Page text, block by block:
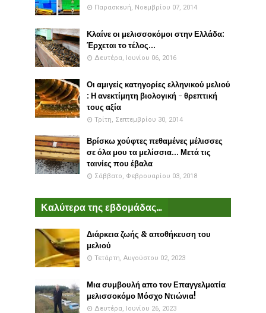
Παρασκευή, Νοεμβρίου 07, 2014
Κλαίνε οι μελισσοκόμοι στην Ελλάδα:
Έρχεται το τέλος...
Δευτέρα, Ιουνίου 06, 2016
Οι αμιγείς κατηγορίες ελληνικού μελιού
: Η ανεκτίμητη βιολογική - θρεπτική
τους αξία
Τρίτη, Σεπτεμβρίου 30, 2014
Βρίσκω χούφτες πεθαμένες μέλισσες
σε όλα μου τα μελίσσια... Μετά τις
ταινίες που έβαλα
Σάββατο, Φεβρουαρίου 03, 2018
Καλύτερα της εβδομάδας...
Διάρκεια ζωής & αποθήκευση του
μελιού
Τετάρτη, Αυγούστου 02, 2023
Μια συμβουλή απο τον Επαγγελματία
μελισσοκόμο Μόσχο Ντιώνια!
Δευτέρα, Ιουνίου 26, 2023